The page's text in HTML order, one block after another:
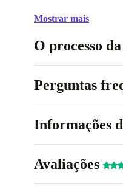
Mostrar mais
O processo
Perguntas
Informações
Avaliações